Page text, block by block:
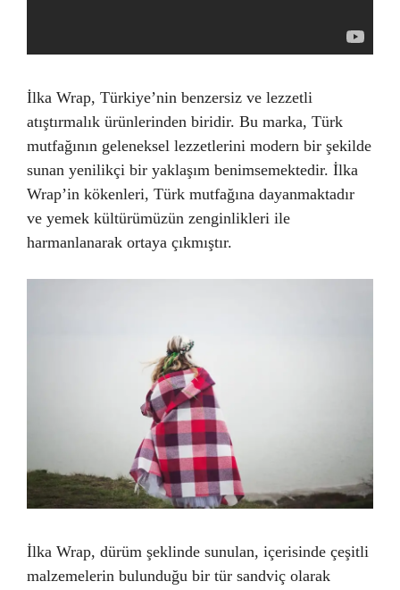
İlka Wrap, Türkiye’nin benzersiz ve lezzetli
atıştırmalık ürünlerinden biridir. Bu marka, Türk
mutfağının geleneksel lezzetlerini modern bir şekilde
sunan yenilikçi bir yaklaşım benimsemektedir. İlka
Wrap’in kökenleri, Türk mutfağına dayanmaktadır
ve yemek kültürümüzün zenginlikleri ile
harmanlanarak ortaya çıkmıştır.
İlka Wrap, dürüm şeklinde sunulan, içerisinde çeşitli
malzemelerin bulunduğu bir tür sandviç olarak